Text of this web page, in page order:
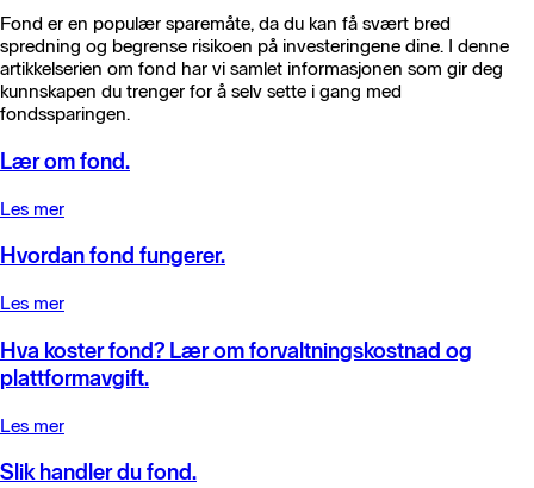
Fond er en populær sparemåte, da du kan få svært bred
spredning og begrense risikoen på investeringene dine. I denne
artikkelserien om fond har vi samlet informasjonen som gir deg
kunnskapen du trenger for å selv sette i gang med
fondssparingen.
Lær om fond.
Les mer
Hvordan fond fungerer.
Les mer
Hva koster fond? Lær om forvaltningskostnad og
plattformavgift.
Les mer
Slik handler du fond.